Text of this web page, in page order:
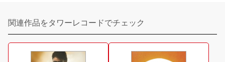
関連作品をタワーレコードでチェック